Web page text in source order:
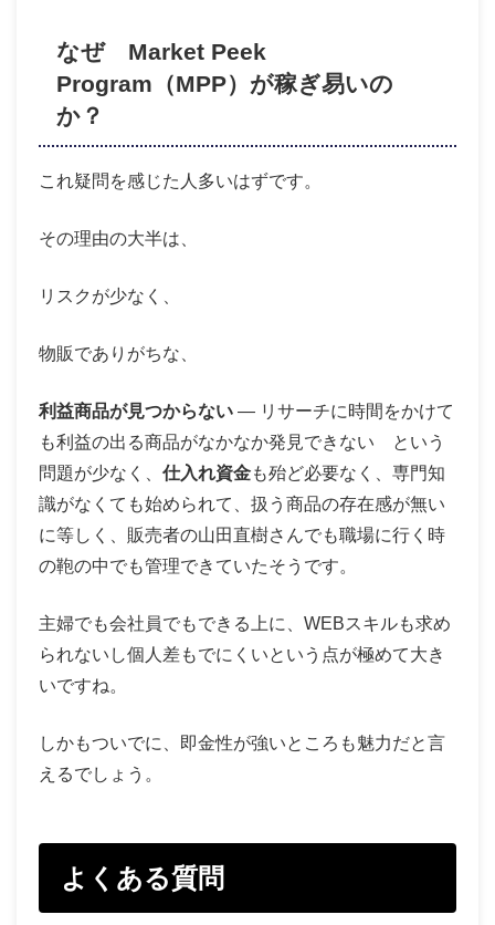
なぜ Market Peek
Program（MPP）が稼ぎ易いの
か？
これ疑問を感じた人多いはずです。
その理由の大半は、
リスクが少なく、
物販でありがちな、
利益商品が見つからない — リサーチに時間をかけて
も利益の出る商品がなかなか発見できない という
問題が少なく、 仕入れ資金も殆ど必要なく、専門知
識がなくても始められて、扱う商品の存在感が無い
に等しく、販売者の山田直樹さんでも職場に行く時
の鞄の中でも管理できていたそうです。
主婦でも会社員でもできる上に、WEBスキルも求め
られないし個人差もでにくいという点が極めて大き
いですね。
しかもついでに、即金性が強いところも魅力だと言
えるでしょう。
よくある質問